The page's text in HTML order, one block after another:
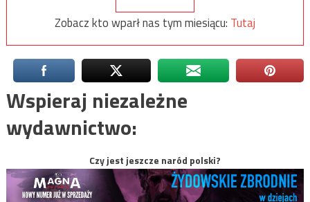
Zobacz kto wparł nas tym miesiącu: Tutaj
Wspieraj niezależne
wydawnictwo:
Czy jest jeszcze naród polski?